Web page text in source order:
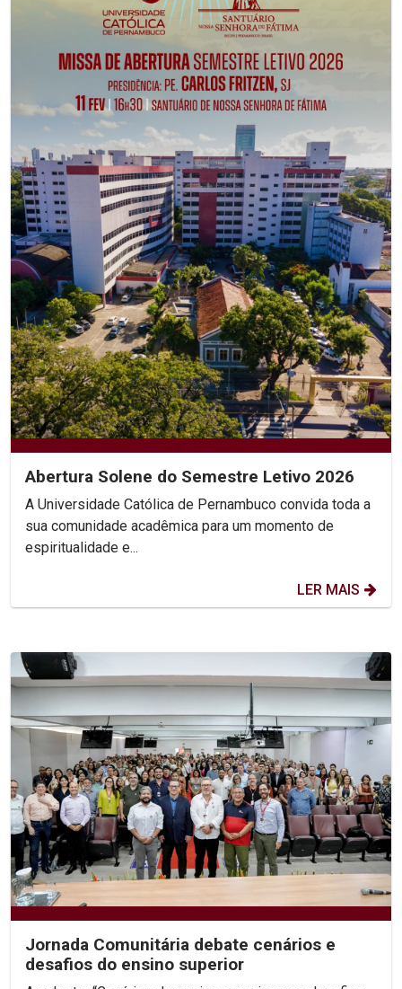
Abertura Solene do Semestre Letivo 2026
A Universidade Católica de Pernambuco convida toda a
sua comunidade acadêmica para um momento de
espiritualidade e...
LER MAIS
Jornada Comunitária debate cenários e
desafios do ensino superior